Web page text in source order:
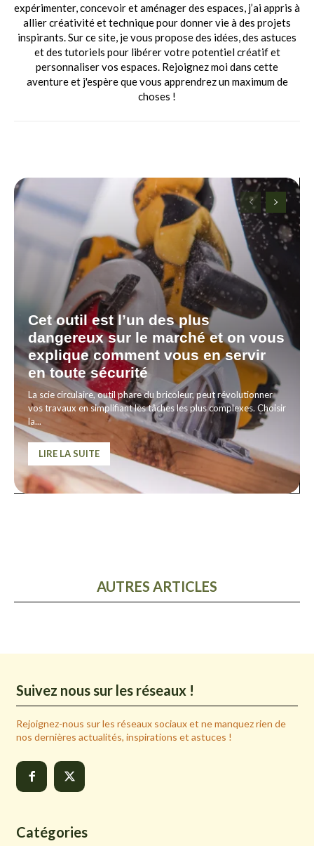
expérimenter, concevoir et aménager des espaces, j’ai appris à
allier créativité et technique pour donner vie à des projets
inspirants. Sur ce site, je vous propose des idées, des astuces
et des tutoriels pour libérer votre potentiel créatif et
personnaliser vos espaces. Rejoignez moi dans cette
aventure et j'espère que vous apprendrez un maximum de
choses !
Cet outil est l’un des plus
dangereux sur le marché et on vous
explique comment vous en servir
en toute sécurité
La scie circulaire, outil phare du bricoleur, peut révolutionner
vos travaux en simplifiant les tâches les plus complexes. Choisir
la...
LIRE LA SUITE
AUTRES ARTICLES
Suivez nous sur les réseaux !
Rejoignez-nous sur les réseaux sociaux et ne manquez rien de
nos dernières actualités, inspirations et astuces !
Catégories